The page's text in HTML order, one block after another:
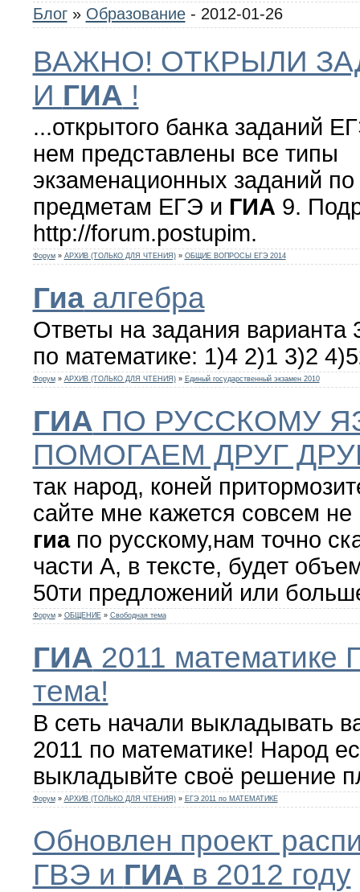
Блог » Образование- 2012-01-26
ВАЖНО! ОТКРЫЛИ
И ГИА !
...открытого банка заданий
нем представлены все типы
экзаменационных заданий
предметам ЕГЭ и ГИА 9.
http://forum.postupim.
Форум » АРХИВ (ТОЛЬКО ДЛЯ ЧТЕНИЯ) » ОБЩИЕ ВОПРОСЫ ЕГЭ 2014
Гиаалгебра
Ответы на задания варианта
по математике: 1)4 2)1 3)2
Форум » АРХИВ (ТОЛЬКО ДЛЯ ЧТЕНИЯ) » Единый государственный экзамен 2010
ГИА ПО РУССКОМУ
ПОМОГАЕМ ДРУГ
так народ, коней
сайте мне кажется совсем
гиапо русскому,нам точно
части А, в тексте, будет
50ти предложений или
Форум » ОБЩЕНИЕ » Свободная тема
ГИА 2011 математике
тема!
В сеть начали выкладывать
2011 по математике! Народ
выкладывйте своё решение
Форум » АРХИВ (ТОЛЬКО ДЛЯ ЧТЕНИЯ) » ЕГЭ 2011 по МАТЕМАТИКЕ
Обновлен проект
ГВЭ и ГИА в 2012 году